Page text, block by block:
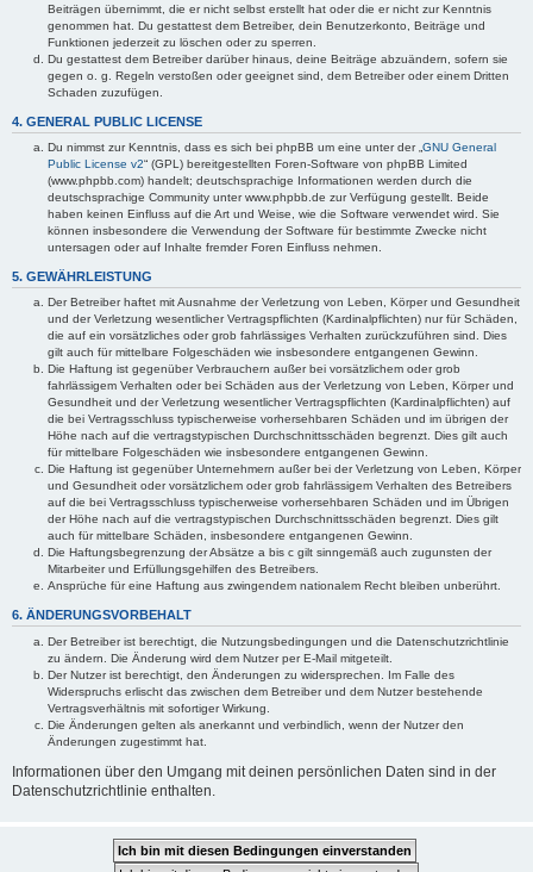
Beiträgen übernimmt, die er nicht selbst erstellt hat oder die er nicht zur Kenntnis
genommen hat. Du gestattest dem Betreiber, dein Benutzerkonto, Beiträge und
Funktionen jederzeit zu löschen oder zu sperren.
Du gestattest dem Betreiber darüber hinaus, deine Beiträge abzuändern, sofern sie
gegen o. g. Regeln verstoßen oder geeignet sind, dem Betreiber oder einem Dritten
Schaden zuzufügen.
4. GENERAL PUBLIC LICENSE
Du nimmst zur Kenntnis, dass es sich bei phpBB um eine unter der „ GNU General
Public License v2“ (GPL) bereitgestellten Foren-Software von phpBB Limited
(www.phpbb.com) handelt; deutschsprachige Informationen werden durch die
deutschsprachige Community unter www.phpbb.de zur Verfügung gestellt. Beide
haben keinen Einfluss auf die Art und Weise, wie die Software verwendet wird. Sie
können insbesondere die Verwendung der Software für bestimmte Zwecke nicht
untersagen oder auf Inhalte fremder Foren Einfluss nehmen.
5. GEWÄHRLEISTUNG
Der Betreiber haftet mit Ausnahme der Verletzung von Leben, Körper und Gesundheit
und der Verletzung wesentlicher Vertragspflichten (Kardinalpflichten) nur für Schäden,
die auf ein vorsätzliches oder grob fahrlässiges Verhalten zurückzuführen sind. Dies
gilt auch für mittelbare Folgeschäden wie insbesondere entgangenen Gewinn.
Die Haftung ist gegenüber Verbrauchern außer bei vorsätzlichem oder grob
fahrlässigem Verhalten oder bei Schäden aus der Verletzung von Leben, Körper und
Gesundheit und der Verletzung wesentlicher Vertragspflichten (Kardinalpflichten) auf
die bei Vertragsschluss typischerweise vorhersehbaren Schäden und im übrigen der
Höhe nach auf die vertragstypischen Durchschnittsschäden begrenzt. Dies gilt auch
für mittelbare Folgeschäden wie insbesondere entgangenen Gewinn.
Die Haftung ist gegenüber Unternehmern außer bei der Verletzung von Leben, Körper
und Gesundheit oder vorsätzlichem oder grob fahrlässigem Verhalten des Betreibers
auf die bei Vertragsschluss typischerweise vorhersehbaren Schäden und im Übrigen
der Höhe nach auf die vertragstypischen Durchschnittsschäden begrenzt. Dies gilt
auch für mittelbare Schäden, insbesondere entgangenen Gewinn.
Die Haftungsbegrenzung der Absätze a bis c gilt sinngemäß auch zugunsten der
Mitarbeiter und Erfüllungsgehilfen des Betreibers.
Ansprüche für eine Haftung aus zwingendem nationalem Recht bleiben unberührt.
6. ÄNDERUNGSVORBEHALT
Der Betreiber ist berechtigt, die Nutzungsbedingungen und die Datenschutzrichtlinie
zu ändern. Die Änderung wird dem Nutzer per E-Mail mitgeteilt.
Der Nutzer ist berechtigt, den Änderungen zu widersprechen. Im Falle des
Widerspruchs erlischt das zwischen dem Betreiber und dem Nutzer bestehende
Vertragsverhältnis mit sofortiger Wirkung.
Die Änderungen gelten als anerkannt und verbindlich, wenn der Nutzer den
Änderungen zugestimmt hat.
Informationen über den Umgang mit deinen persönlichen Daten sind in der
Datenschutzrichtlinie enthalten.